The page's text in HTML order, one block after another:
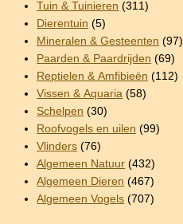
Tuin & Tuinieren (311)
Dierentuin (5)
Mineralen & Gesteenten (97)
Paarden & Paardrijden (69)
Reptielen & Amfibieën (112)
Vissen & Aquaria (58)
Schelpen (30)
Roofvogels en uilen (99)
Vlinders (76)
Algemeen Natuur (432)
Algemeen Dieren (467)
Algemeen Vogels (707)